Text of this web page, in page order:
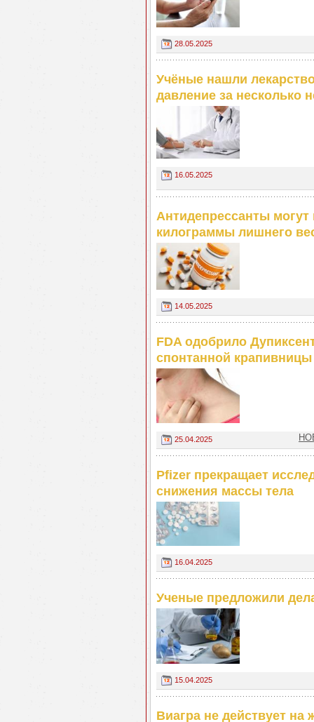
28.05.2025
Учёные нашли
давление за несколько
16.05.2025
Антидепрессанты
килограммы лишнего
14.05.2025
FDA одобрило
спонтанной крапивницы
25.04.2025
Pfizer прекращает
снижения массы тела
16.04.2025
Ученые предложили
15.04.2025
Виагра не действует